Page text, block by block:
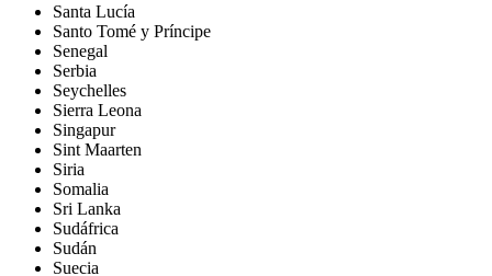
Santa Lucía
Santo Tomé y Príncipe
Senegal
Serbia
Seychelles
Sierra Leona
Singapur
Sint Maarten
Siria
Somalia
Sri Lanka
Sudáfrica
Sudán
Suecia